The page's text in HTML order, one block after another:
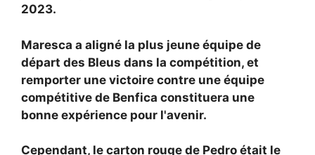
2023.
Maresca a aligné la plus jeune équipe de
départ des Bleus dans la compétition, et
remporter une victoire contre une équipe
compétitive de Benfica constituera une
bonne expérience pour l'avenir.
Cependant, le carton rouge de Pedro était le